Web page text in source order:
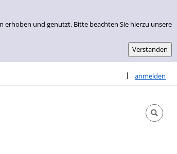
und genutzt. Bitte beachten Sie hierzu unsere
| anmelden
Sprache